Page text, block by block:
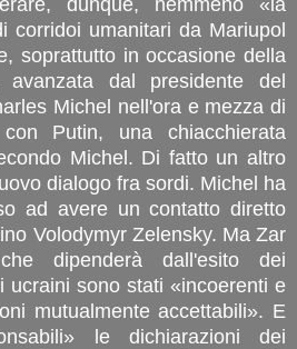
corridoi umanitari da Mariupol
soprattutto in occasione della
avanzata dal presidente del
Michel nell'ora e mezza di
Putin, una chiacchierata
Michel. Di fatto un altro
dialogo fra sordi. Michel ha
ad avere un contatto diretto
Volodymyr Zelensky. Ma Zar
dipenderà dall'esito dei
ucraini sono stati «incoerenti e
mutualmente accettabili». E
le dichiarazioni dei